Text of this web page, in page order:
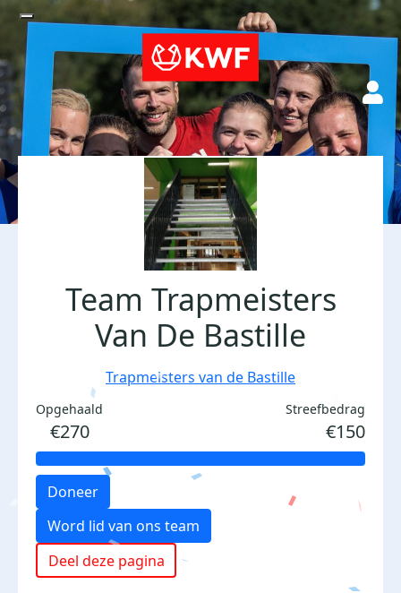
Team Trapmeisters
Van De Bastille
Trapmeisters van de Bastille
Opgehaald
€270
Streefbedrag
€150
Doneer
Word lid van ons team
Deel deze pagina